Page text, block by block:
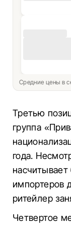
Средние цены в
Третью
группа
года.
импортеров
ритейлер
Четвертое